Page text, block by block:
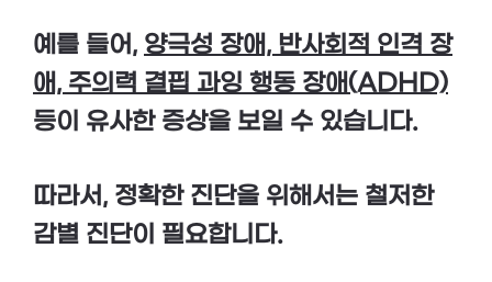
예를 들어, 양극성 장애, 반사회적 인격 장
애, 주의력 결핍 과잉 행동 장애(ADHD)
등이 유사한 증상을 보일 수 있습니다.
따라서, 정확한 진단을 위해서는 철저한
감별 진단이 필요합니다.